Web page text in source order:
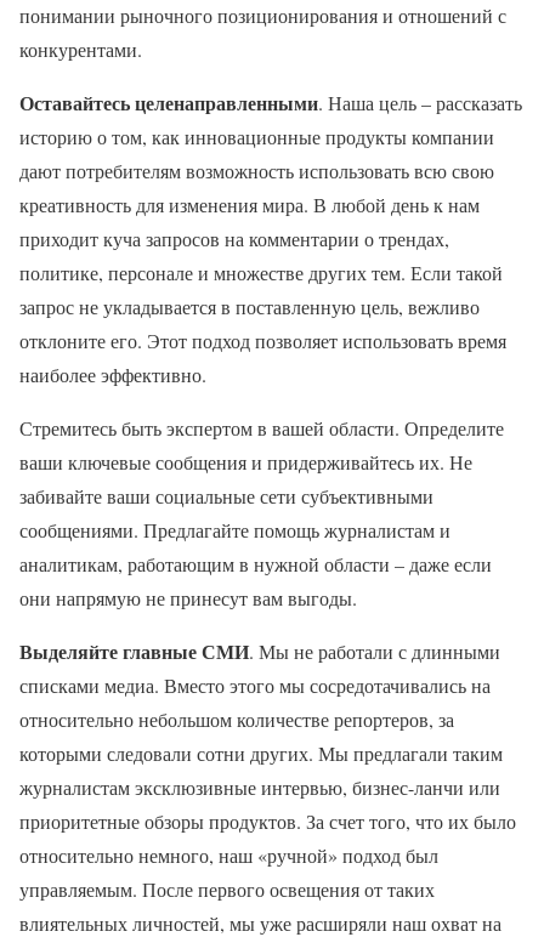
понимании рыночного позиционирования и отношений с
конкурентами.
Оставайтесь целенаправленными. Наша цель – рассказать
историю о том, как инновационные продукты компании
дают потребителям возможность использовать всю свою
креативность для изменения мира. В любой день к нам
приходит куча запросов на комментарии о трендах,
политике, персонале и множестве других тем. Если такой
запрос не укладывается в поставленную цель, вежливо
отклоните его. Этот подход позволяет использовать время
наиболее эффективно.
Стремитесь быть экспертом в вашей области. Определите
ваши ключевые сообщения и придерживайтесь их. Не
забивайте ваши социальные сети субъективными
сообщениями. Предлагайте помощь журналистам и
аналитикам, работающим в нужной области – даже если
они напрямую не принесут вам выгоды.
Выделяйте главные СМИ. Мы не работали с длинными
списками медиа. Вместо этого мы сосредотачивались на
относительно небольшом количестве репортеров, за
которыми следовали сотни других. Мы предлагали таким
журналистам эксклюзивные интервью, бизнес-ланчи или
приоритетные обзоры продуктов. За счет того, что их было
относительно немного, наш «ручной» подход был
управляемым. После первого освещения от таких
влиятельных личностей, мы уже расширяли наш охват на